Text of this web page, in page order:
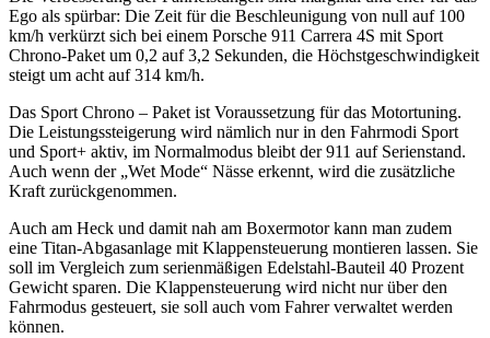
Ego als spürbar: Die Zeit für die Beschleunigung von null auf 100
km/h verkürzt sich bei einem Porsche 911 Carrera 4S mit Sport
Chrono-Paket um 0,2 auf 3,2 Sekunden, die Höchstgeschwindigkeit
steigt um acht auf 314 km/h.
Das Sport Chrono – Paket ist Voraussetzung für das Motortuning.
Die Leistungssteigerung wird nämlich nur in den Fahrmodi Sport
und Sport+ aktiv, im Normalmodus bleibt der 911 auf Serienstand.
Auch wenn der „Wet Mode“ Nässe erkennt, wird die zusätzliche
Kraft zurückgenommen.
Auch am Heck und damit nah am Boxermotor kann man zudem
eine Titan-Abgasanlage mit Klappensteuerung montieren lassen. Sie
soll im Vergleich zum serienmäßigen Edelstahl-Bauteil 40 Prozent
Gewicht sparen. Die Klappensteuerung wird nicht nur über den
Fahrmodus gesteuert, sie soll auch vom Fahrer verwaltet werden
können.